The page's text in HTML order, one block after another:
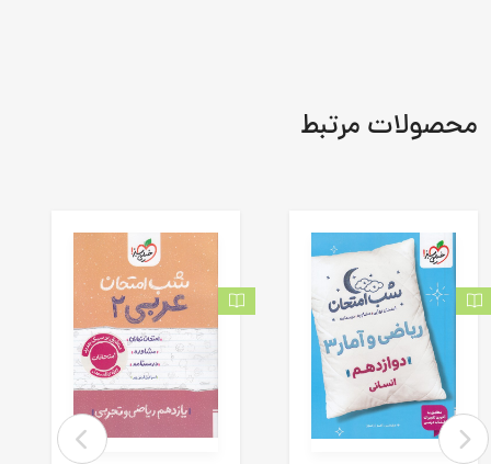
محصولات مرتبط